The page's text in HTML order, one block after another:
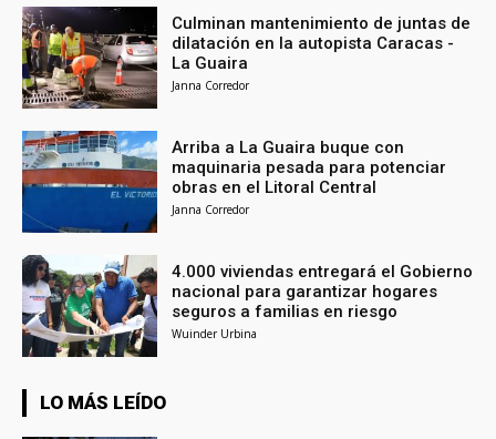
Culminan mantenimiento de juntas de
dilatación en la autopista Caracas -
La Guaira
Janna Corredor
Arriba a La Guaira buque con
maquinaria pesada para potenciar
obras en el Litoral Central
Janna Corredor
4.000 viviendas entregará el Gobierno
nacional para garantizar hogares
seguros a familias en riesgo
Wuinder Urbina
LO MÁS LEÍDO